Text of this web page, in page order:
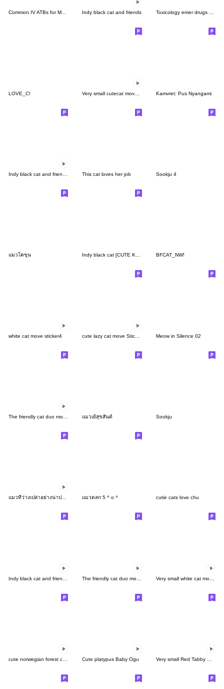
Common IV ATBs for Medical students Indy black cat and friends Toxicology emer drugs ver 1 - BIG
LOVE_C! Kamvret: Pus Nyangami
This cat loves her job Sookju 4
แมวโคขุน Indy black cat [CUTE KITTEN] BFCAT_NW!
white cat move sticker4 Meow in Silence 02
แมวเย้สุขสันต์ Sookju
แมวที่ว่างเปล่าอย่างน่าประหลาด แมวตลก 5 ^ o ^ cutie cats love chu
Very small white cat move Sticker
Cute platypus Baby Ogu